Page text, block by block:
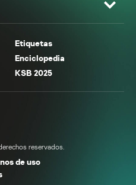
Etiquetas
Enciclopedia
KSB 2025
reservados.
de uso